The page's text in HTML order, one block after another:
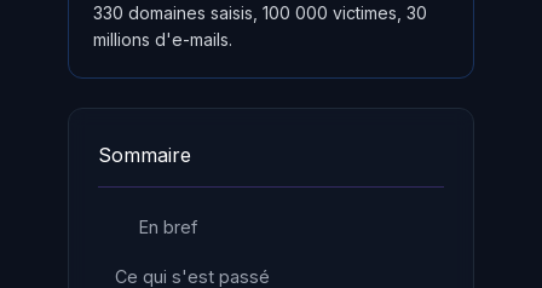
330 domaines saisis, 100 000 victimes, 30
millions d'e-mails.
Sommaire
En bref
Ce qui s'est passé